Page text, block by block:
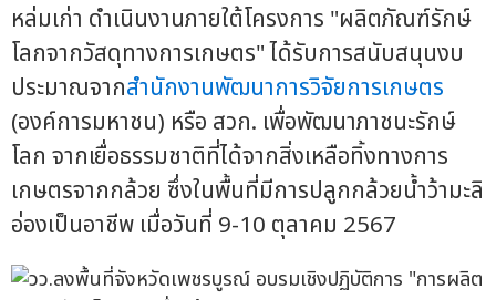
หล่มเก่า ดำเนินงานภายใต้โครงการ "ผลิตภัณฑ์รักษ์
โลกจากวัสดุทางการเกษตร" ได้รับการสนับสนุนงบ
ประมาณจากสำนักงานพัฒนาการวิจัยการเกษตร
(องค์การมหาชน) หรือ สวก. เพื่อพัฒนาภาชนะรักษ์
โลก จากเยื่อธรรมชาติที่ได้จากสิ่งเหลือทิ้งทางการ
เกษตรจากกล้วย ซึ่งในพื้นที่มีการปลูกกล้วยน้ำว้ามะลิ
อ่องเป็นอาชีพ เมื่อวันที่ 9-10 ตุลาคม 2567